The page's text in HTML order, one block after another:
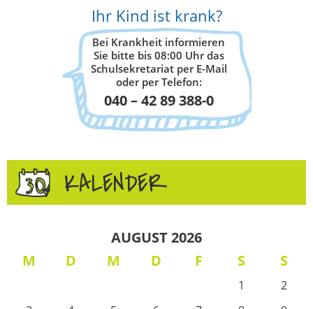
Ihr Kind ist krank?
Bei Krankheit informieren
Sie bitte bis 08:00 Uhr das
Schulsekretariat per E-Mail
oder per Telefon:
040 – 42 89 388-0
KALENDER
AUGUST 2026
M
D M D F S S
1
2